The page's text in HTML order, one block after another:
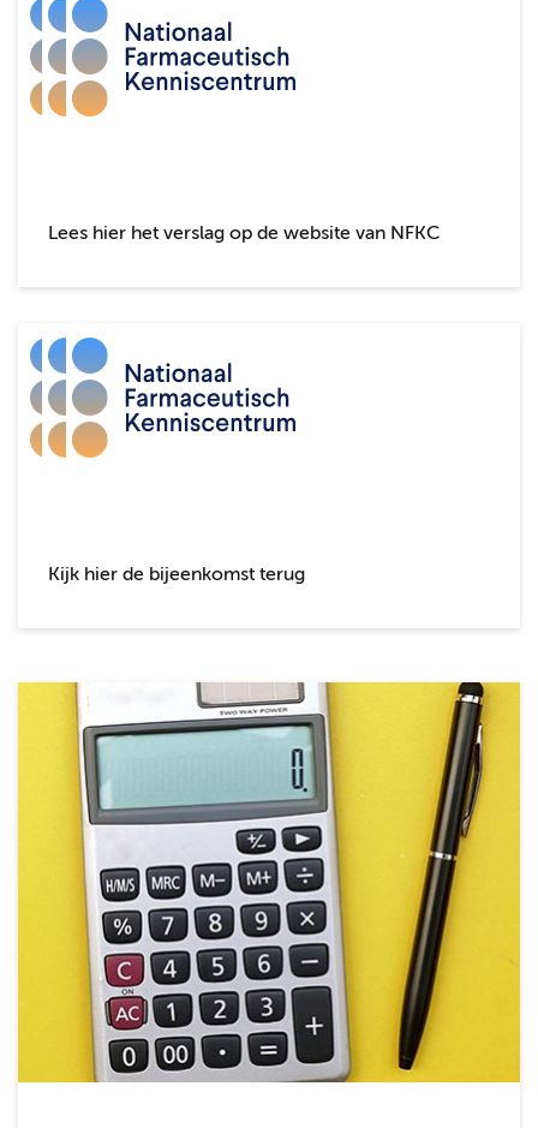
Lees hier het verslag op de website van NFKC
Kijk hier de bijeenkomst terug